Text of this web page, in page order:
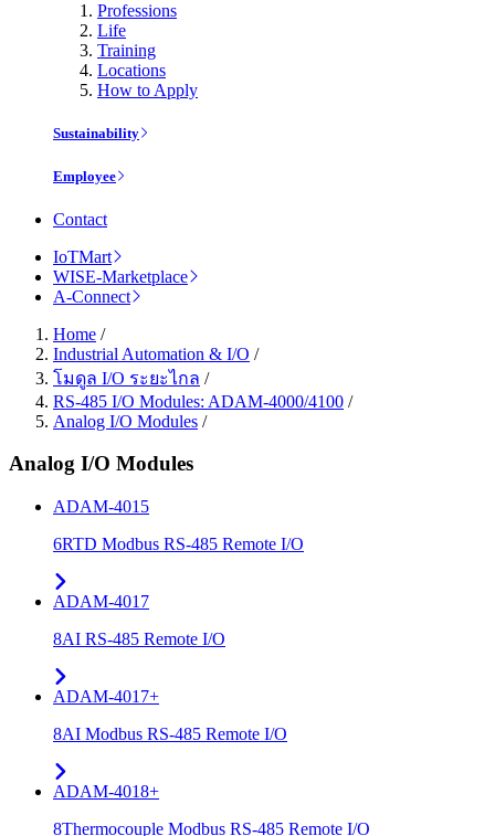
Professions
Life
Training
Locations
How to Apply
Sustainability
Employee
Contact
IoTMart
WISE-Marketplace
A-Connect
Home /
Industrial Automation & I/O /
โมดูล I/O ระยะไกล /
RS-485 I/O Modules: ADAM-4000/4100 /
Analog I/O Modules /
Analog I/O Modules
ADAM-4015
6RTD Modbus RS-485 Remote I/O
ADAM-4017
8AI RS-485 Remote I/O
ADAM-4017+
8AI Modbus RS-485 Remote I/O
ADAM-4018+
8Thermocouple Modbus RS-485 Remote I/O